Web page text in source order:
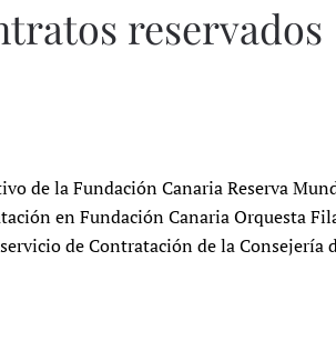
reservados
de la Fundación Canaria Reserva
en Fundación Canaria Orquesta
de Contratación de la Consejería